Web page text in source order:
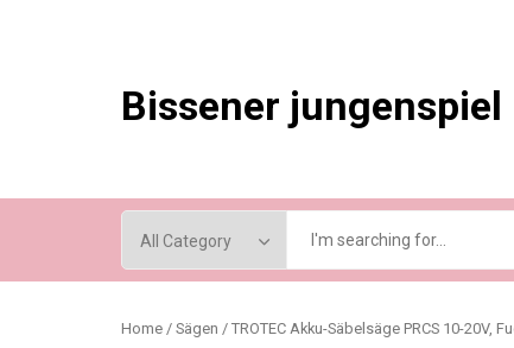
Bissener jungenspiel
Home / Sägen / TROTEC Akku-Säbelsäge PRCS 10-20V,